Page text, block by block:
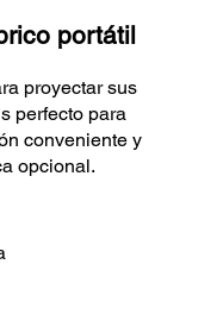
portátil
proyectar sus
perfecto para
conveniente y
opcional.